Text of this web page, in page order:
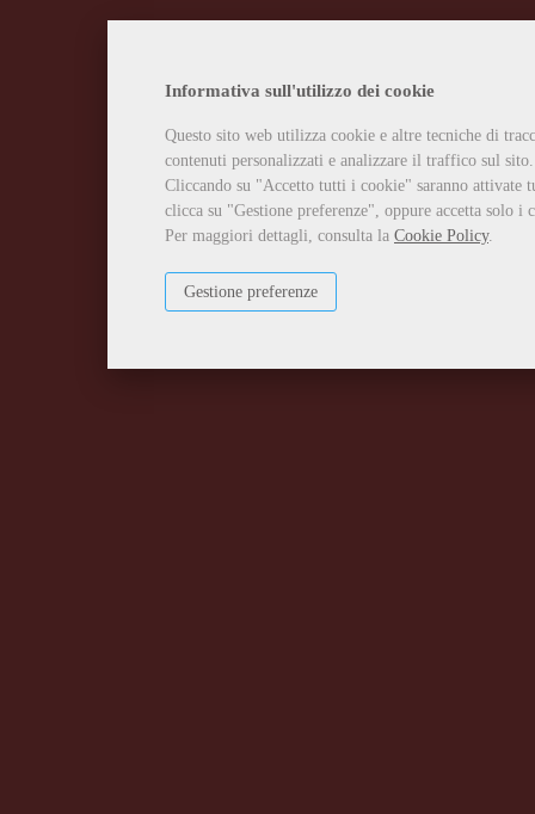
Informativa sull'utilizzo dei cookie
Questo sito web utilizza cookie e altre tecniche di
contenuti personalizzati e analizzare il traffico sul sito.
Cliccando su "Accetto tutti i cookie" saranno attivate
clicca su "Gestione preferenze", oppure accetta solo
Per maggiori dettagli, consulta la Cookie Policy.
Gestione preferenze